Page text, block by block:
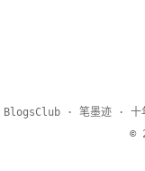
BlogsClub· 笔墨迹· 十
©